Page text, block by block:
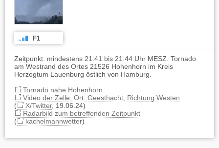
F1
Zeitpunkt: mindestens 21:41 bis 21:44 Uhr MESZ. Tornado
am Westrand des Ortes 21526 Hohenhorn im Kreis
Herzogtum Lauenburg östlich von Hamburg.
Tornado nahe Hohenhorn
Video der Zelle, Ort: Geesthacht, Richtung Westen
(
X/Twitter, 19.06.24)
Radarbild zum betreffenden Zeitpunkt
(
kachelmannwetter)